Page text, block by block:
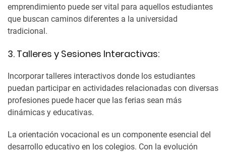
emprendimiento puede ser vital para aquellos estudiantes
que buscan caminos diferentes a la universidad
tradicional.
3. Talleres y Sesiones Interactivas:
Incorporar talleres interactivos donde los estudiantes
puedan participar en actividades relacionadas con diversas
profesiones puede hacer que las ferias sean más
dinámicas y educativas.
La orientación vocacional es un componente esencial del
desarrollo educativo en los colegios. Con la evolución